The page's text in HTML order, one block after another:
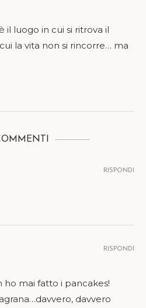
il luogo in cui si ritrova il
la vita non si rincorre… ma
RISPONDI
mai fatto i pancakes!
davvero
RISPONDI